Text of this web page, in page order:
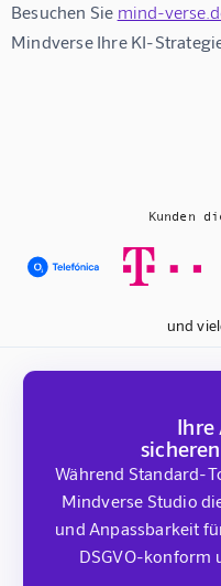
Besuchen Sie mind-
Mindverse Ihre KI-
Kunden
und
Ihre
Während Standard-
Mindverse Studio
und Anpassbarkeit
DSGVO-konform